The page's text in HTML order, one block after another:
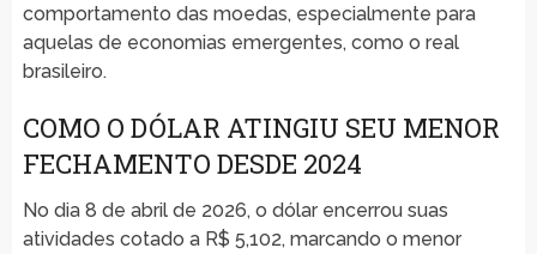
comportamento das moedas, especialmente para
aquelas de economias emergentes, como o real
brasileiro.
COMO O DÓLAR ATINGIU SEU MENOR
FECHAMENTO DESDE 2024
No dia 8 de abril de 2026, o dólar encerrou suas
atividades cotado a R$ 5,102, marcando o menor